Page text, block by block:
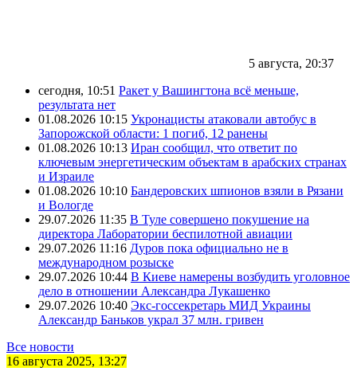
5 августа, 20:37
сегодня, 10:51 Ракет у Вашингтона всё меньше,
результата нет
01.08.2026 10:15 Укронацисты атаковали автобус в
Запорожской области: 1 погиб, 12 ранены
01.08.2026 10:13 Иран сообщил, что ответит по
ключевым энергетическим объектам в арабских странах
и Израиле
01.08.2026 10:10 Бандеровских шпионов взяли в Рязани
и Вологде
29.07.2026 11:35 В Туле совершено покушение на
директора Лаборатории беспилотной авиации
29.07.2026 11:16 Дуров пока официально не в
международном розыске
29.07.2026 10:44 В Киеве намерены возбудить уголовное
дело в отношении Александра Лукашенко
29.07.2026 10:40 Экс-госсекретарь МИД Украины
Александр Баньков украл 37 млн. гривен
Все новости
16 августа 2025, 13:27